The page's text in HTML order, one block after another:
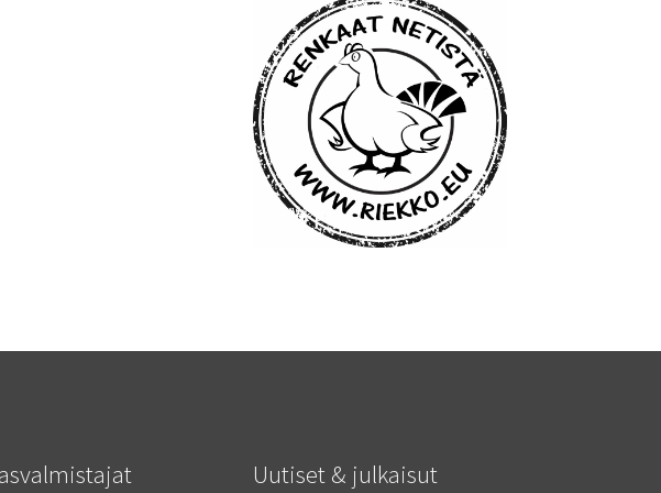
Uutiset & julkaisut